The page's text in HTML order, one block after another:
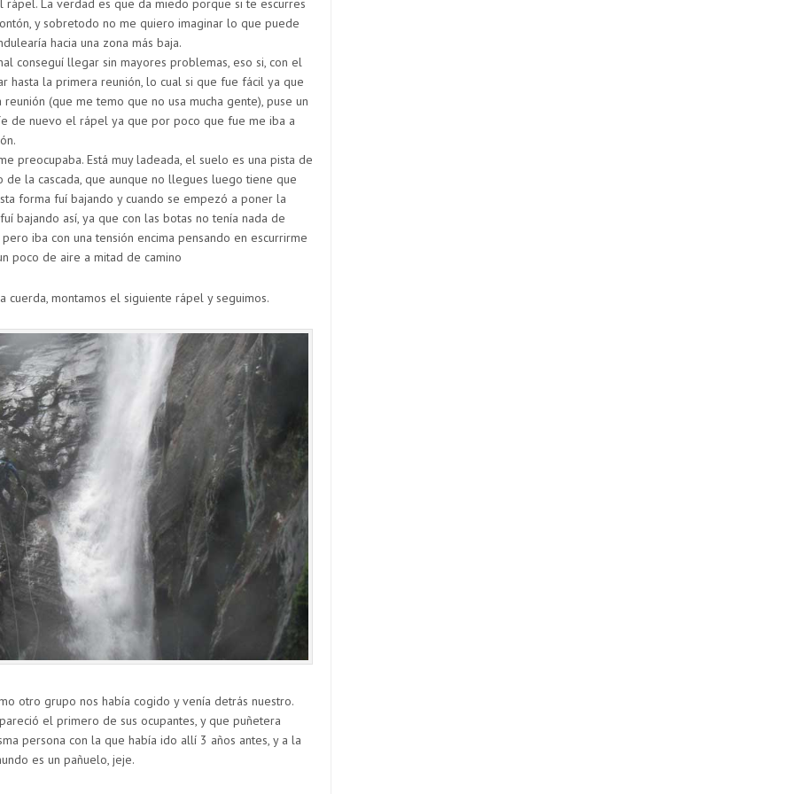
La verdad es que da miedo porque si te escurres
y sobretodo no me quiero imaginar lo que puede
hacia una zona más baja.
conseguí llegar sin mayores problemas, eso si, con el
hasta la primera reunión, lo cual si que fue fácil ya que
(que me temo que no usa mucha gente), puse un
de nuevo el rápel ya que por poco que fue me iba a
preocupaba. Está muy ladeada, el suelo es una pista de
de la cascada, que aunque no llegues luego tiene que
forma fuí bajando y cuando se empezó a poner la
bajando así, ya que con las botas no tenía nada de
iba con una tensión encima pensando en escurrirme
poco de aire a mitad de camino
montamos el siguiente rápel y seguimos.
otro grupo nos había cogido y venía detrás nuestro.
el primero de sus ocupantes, y que puñetera
persona con la que había ido allí 3 años antes, y a la
es un pañuelo, jeje.